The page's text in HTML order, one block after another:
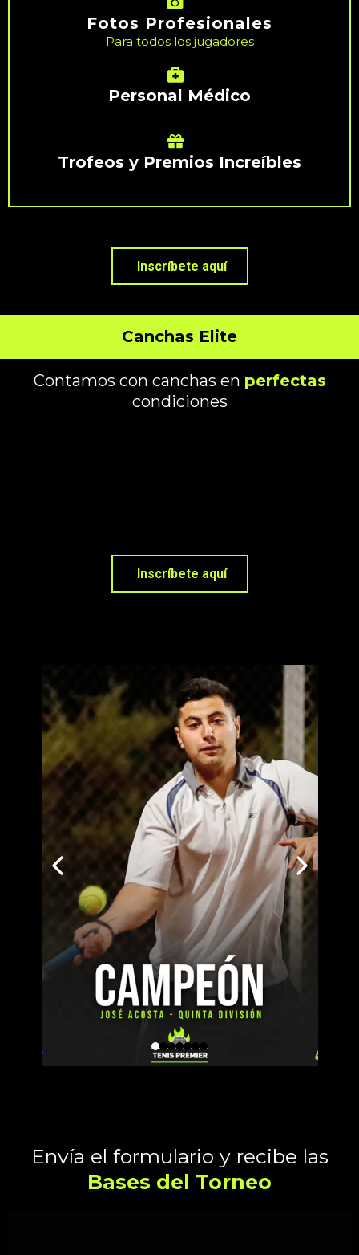
Fotos Profesionales
Para todos los jugadores
Personal Médico
Trofeos y Premios Increíbles
Inscríbete aquí
Canchas Elite
Contamos con canchas en perfectas
condiciones
Inscríbete aquí
Envía el formulario y recibe las
Bases del Torneo